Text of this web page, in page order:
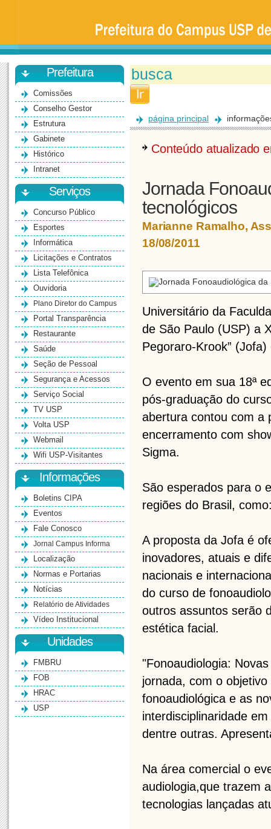
Universidade
São
Paulo
-
BauruPrefeitura
Comissões
Conselho Gestor
Estrutura
Gabinete
Histórico
Intranet
Serviços
Concurso Público
Esportes
Informática
Licitações e Contratos
Lista Telefônica
Ouvidoria
Plano Diretor do Campus
Portal Transparência
Restaurante
Saúde
Seção de Pessoal
Segurança e Acessos
Serviço Social
TV USP
Volta USP
Webmail
Wifi USP-Visitantes
Informações
Boletins CIPA
Eventos
Fale Conosco
Jornal Campus Informa
Localização
Normas e Portarias
Notícias
Relatório de Atividades
Vídeo Institucional
Unidades
FMBRU
FOB
HRAC
USP
página principal
Conteúdo atualizado
Jornada
tecnológicos
Marianne Ramalho,
18/08/2011
Universitário da
de São Paulo (USP) a
Pegoraro-Krook”
O evento em sua 18ª
pós-graduação do
abertura contou com a
encerramento com
Sigma.
São esperados para o
regiões do Brasil,
A proposta da Jofa é
inovadores, atuais e
nacionais e
do curso de
outros assuntos serão
estética facial.
"Fonoaudiologia:
jornada, com o
fonoaudiológica e as
interdisciplinaridade
dentre outras.
Na área comercial o
audiologia,que trazem
tecnologias lançadas